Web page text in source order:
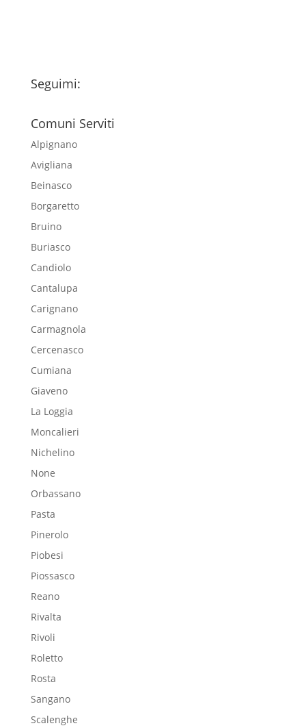
Seguimi:
Comuni Serviti
Alpignano
Avigliana
Beinasco
Borgaretto
Bruino
Buriasco
Candiolo
Cantalupa
Carignano
Carmagnola
Cercenasco
Cumiana
Giaveno
La Loggia
Moncalieri
Nichelino
None
Orbassano
Pasta
Pinerolo
Piobesi
Piossasco
Reano
Rivalta
Rivoli
Roletto
Rosta
Sangano
Scalenghe